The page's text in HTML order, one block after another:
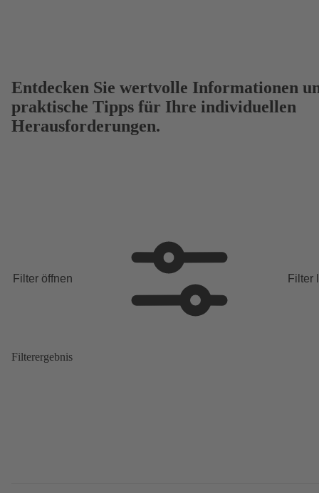
Entdecken Sie wertvolle Informationen
praktische Tipps für Ihre individuellen
Herausforderungen.
Filter öffnen Filter
Filterergebnis